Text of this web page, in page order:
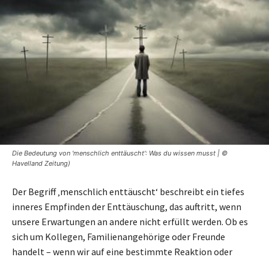
Die Bedeutung von 'menschlich enttäuscht': Was du wissen musst | ©
Havelland Zeitung)
Der Begriff ‚menschlich enttäuscht‘ beschreibt ein tiefes
inneres Empfinden der Enttäuschung, das auftritt, wenn
unsere Erwartungen an andere nicht erfüllt werden. Ob es
sich um Kollegen, Familienangehörige oder Freunde
handelt – wenn wir auf eine bestimmte Reaktion oder